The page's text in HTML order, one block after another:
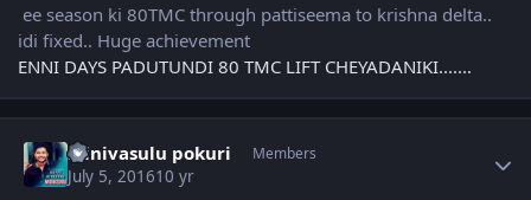
ee season ki 80TMC through pattiseema to krishna delta..
idi fixed.. Huge achievement
ENNI DAYS PADUTUNDI 80 TMC LIFT CHEYADANIKI.......
srinivasulu pokuri Members
July 5, 201610 yr